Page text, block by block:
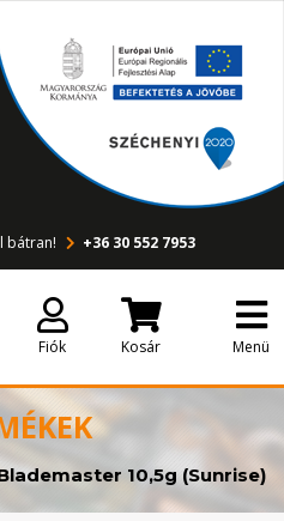
bátran! +36 30 552 7953
Fiók Kosár Menü
10,5g (Sunrise)